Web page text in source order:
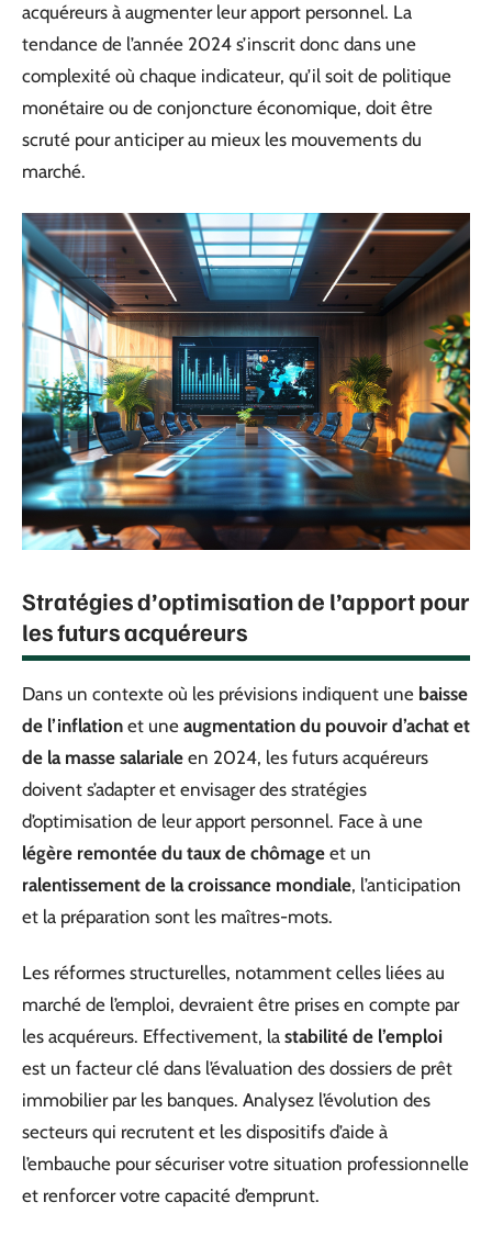
acquéreurs à augmenter leur apport personnel. La
tendance de l’année 2024 s’inscrit donc dans une
complexité où chaque indicateur, qu’il soit de politique
monétaire ou de conjoncture économique, doit être
scruté pour anticiper au mieux les mouvements du
marché.
Stratégies d’optimisation de l’apport pour
les futurs acquéreurs
Dans un contexte où les prévisions indiquent une baisse
de l’inflation et une augmentation du pouvoir d’achat et
de la masse salariale en 2024, les futurs acquéreurs
doivent s’adapter et envisager des stratégies
d’optimisation de leur apport personnel. Face à une
légère remontée du taux de chômage et un
ralentissement de la croissance mondiale, l’anticipation
et la préparation sont les maîtres-mots.
Les réformes structurelles, notamment celles liées au
marché de l’emploi, devraient être prises en compte par
les acquéreurs. Effectivement, la stabilité de l’emploi
est un facteur clé dans l’évaluation des dossiers de prêt
immobilier par les banques. Analysez l’évolution des
secteurs qui recrutent et les dispositifs d’aide à
l’embauche pour sécuriser votre situation professionnelle
et renforcer votre capacité d’emprunt.